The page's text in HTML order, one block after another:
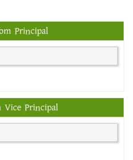
Principal
Vice Principal